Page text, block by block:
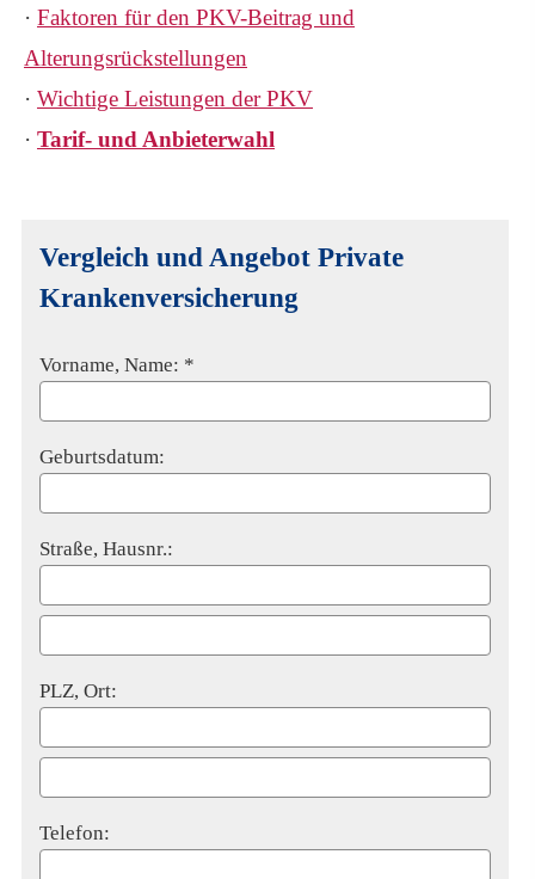
· Faktoren für den PKV-Beitrag und
Alterungsrückstellungen
· Wichtige Leistungen der PKV
· Tarif- und Anbieterwahl
Vergleich und Angebot Private
Kranken­ver­si­che­rung
Vorname, Name: *
Geburts­datum:
Straße, Hausnr.:
PLZ, Ort:
Telefon: